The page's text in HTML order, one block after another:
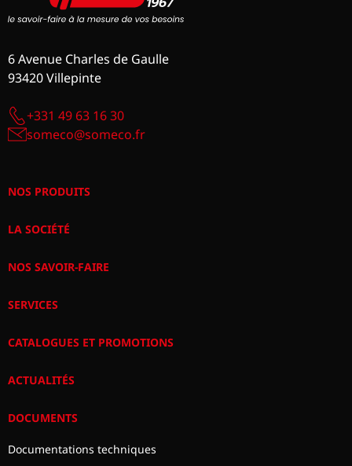
6 Avenue Charles de Gaulle
93420 Villepinte
+331 49 63 16 30
someco@someco.fr
NOS PRODUITS
LA SOCIÉTÉ
NOS SAVOIR-FAIRE
SERVICES
CATALOGUES ET PROMOTIONS
ACTUALITÉS
DOCUMENTS
Documentations techniques